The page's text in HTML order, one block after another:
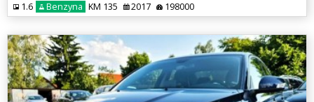
1.6 Benzyna KM 135 2017 198000